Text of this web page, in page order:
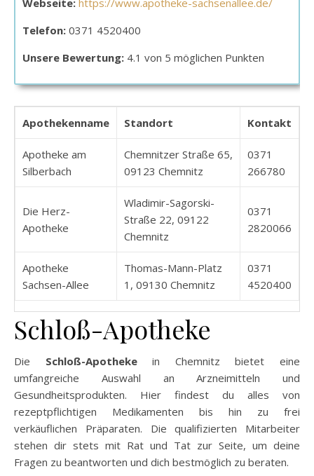
Webseite: https://www.apotheke-sachsenallee.de/
Telefon: 0371 4520400
Unsere Bewertung: 4.1 von 5 möglichen Punkten
Apothekenname Standort Kontakt
Apotheke am
Silberbach
Chemnitzer Straße 65,
09123 Chemnitz
0371
266780
Die Herz-
Apotheke
Wladimir-Sagorski-
Straße 22, 09122
Chemnitz
0371
2820066
Apotheke
Sachsen-Allee
Thomas-Mann-Platz
1, 09130 Chemnitz
0371
4520400
Schloß-Apotheke
Die Schloß-Apothekein Chemnitz bietet eine
umfangreiche Auswahl an Arzneimitteln und
Gesundheitsprodukten. Hier findest du alles von
rezeptpflichtigen Medikamenten bis hin zu frei
verkäuflichen Präparaten. Die qualifizierten Mitarbeiter
stehen dir stets mit Rat und Tat zur Seite, um deine
Fragen zu beantworten und dich bestmöglich zu beraten.